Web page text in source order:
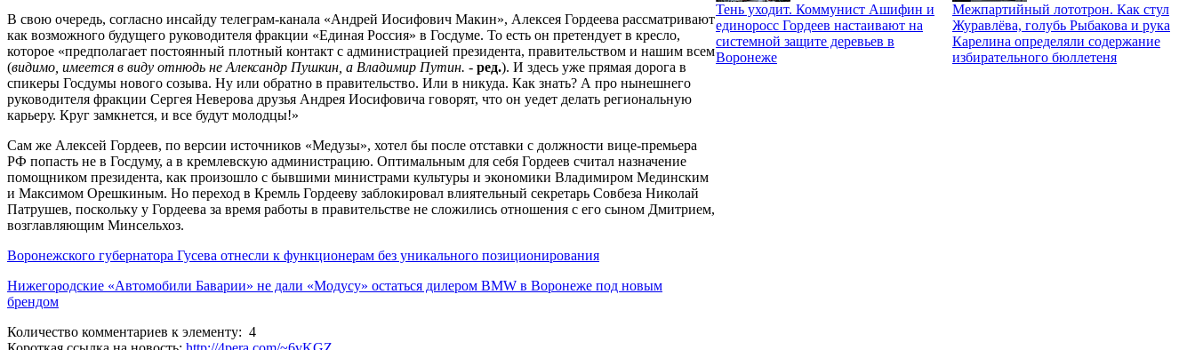
В свою очередь, согласно инсайду телеграм-канала «Андрей Иосифович Макин», Алексея Гордеева рассматривают
как возможного будущего руководителя фракции «Единая Россия» в Госдуме. То есть он претендует в кресло,
которое «предполагает постоянный плотный контакт с администрацией президента, правительством и нашим всем
(видимо, имеется в виду отнюдь не Александр Пушкин, а Владимир Путин. - ред.). И здесь уже прямая дорога в
спикеры Госдумы нового созыва. Ну или обратно в правительство. Или в никуда. Как знать? А про нынешнего
руководителя фракции Сергея Неверова друзья Андрея Иосифовича говорят, что он уедет делать региональную
карьеру. Круг замкнется, и все будут молодцы!»
Сам же Алексей Гордеев, по версии источников «Медузы», хотел бы после отставки с должности вице-премьера
РФ попасть не в Госдуму, а в кремлевскую администрацию. Оптимальным для себя Гордеев считал назначение
помощником президента, как произошло с бывшими министрами культуры и экономики Владимиром Мединским
и Максимом Орешкиным. Но переход в Кремль Гордееву заблокировал влиятельный секретарь Совбеза Николай
Патрушев, поскольку у Гордеева за время работы в правительстве не сложились отношения с его сыном Дмитрием,
возглавляющим Минсельхоз.
Воронежского губернатора Гусева отнесли к функционерам без уникального позиционирования
Нижегородские «Автомобили Баварии» не дали «Модусу» остаться дилером BMW в Воронеже под новым
брендом
Количество комментариев к элементу: 4
Тень уходит. Коммунист Ашифин и
единоросс Гордеев настаивают на
системной защите деревьев в
Воронеже
Межпартийный лототрон. Как стул
Журавлёва, голубь Рыбакова и рука
Карелина определяли содержание
избирательного бюллетеня